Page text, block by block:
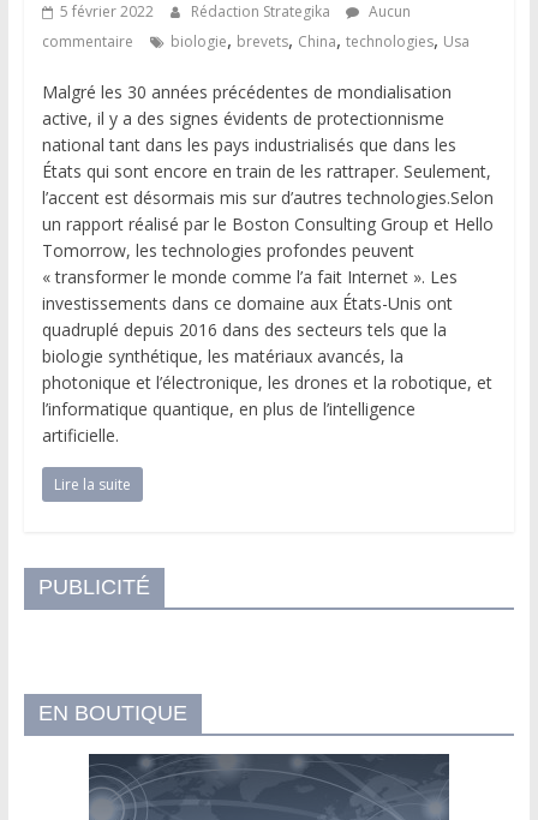
5 février 2022 Rédaction Strategika
Aucun
commentaire
biologie, brevets, China, technologies, Usa
Malgré les 30 années précédentes de mondialisation
active, il y a des signes évidents de protectionnisme
national tant dans les pays industrialisés que dans les
États qui sont encore en train de les rattraper. Seulement,
l’accent est désormais mis sur d’autres technologies.Selon
un rapport réalisé par le Boston Consulting Group et Hello
Tomorrow, les technologies profondes peuvent
« transformer le monde comme l’a fait Internet ». Les
investissements dans ce domaine aux États-Unis ont
quadruplé depuis 2016 dans des secteurs tels que la
biologie synthétique, les matériaux avancés, la
photonique et l’électronique, les drones et la robotique, et
l’informatique quantique, en plus de l’intelligence
artificielle.
Lire la suite
PUBLICITÉ
EN BOUTIQUE